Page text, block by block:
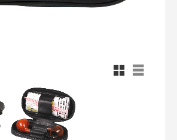
Rutnätsvy
Listvy